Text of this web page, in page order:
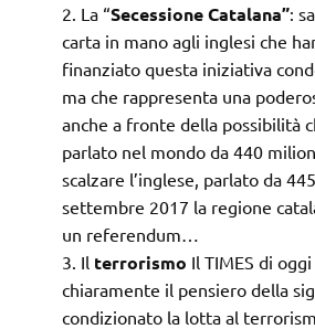
La “Secessione Catalana”:
carta in mano agli inglesi che
finanziato questa iniziativa
ma che rappresenta una
anche a fronte della possibilità
parlato nel mondo da 440
scalzare l’inglese,
settembre 2017 la regione
un referendum…
Il terrorismo Il TIMES di
chiaramente il pensiero della
condizionato la lotta al